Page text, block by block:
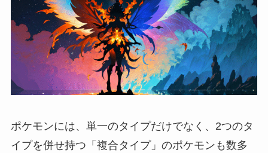
ポケモンには、単一のタイプだけでなく、2つのタ
イプを併せ持つ「複合タイプ」のポケモンも数多